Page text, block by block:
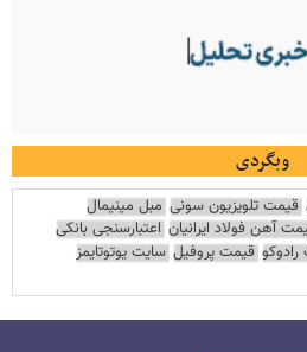
وبگردی
قیمت تلویزیون سونی مبل مینیمال
آهن فولاد ایرانیان اعتبارسنجی بانکی
قیمت پروفیل سایت یوتوتایمز